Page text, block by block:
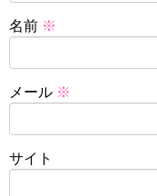
名前 ※
メール ※
サイト